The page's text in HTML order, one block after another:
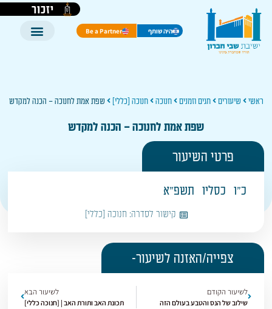
יזכור
היה שותף Be a Partner
ראשי שיעורים חגים וזמנים חנוכה חנוכה [כללי] שפת אמת לחנוכה – הכנה למקדש
שפת אמת לחנוכה – הכנה למקדש
פרטי השיעור
כ"ו כסליו תשפ"א
קישור לסדרה: חנוכה [כללי]
צפייה/האזנה לשיעור-
לשיעור הקודם
שילוב של הנס והטבע בעולם הזה
לשיעור הבא
תכונת האב ותורת האב | [חנוכה כללי]